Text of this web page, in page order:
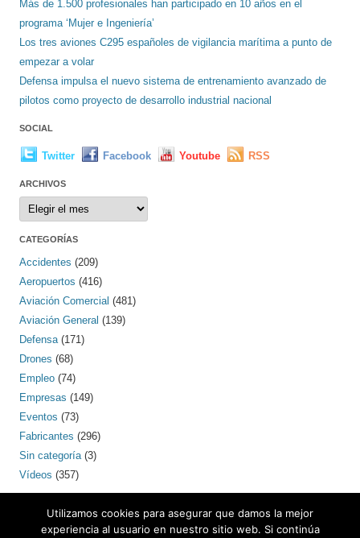
Más de 1.500 profesionales han participado en 10 años en el
programa ‘Mujer e Ingeniería’
Los tres aviones C295 españoles de vigilancia marítima a punto de
empezar a volar
Defensa impulsa el nuevo sistema de entrenamiento avanzado de
pilotos como proyecto de desarrollo industrial nacional
SOCIAL
Twitter Facebook Youtube RSS
ARCHIVOS
Archivos
CATEGORÍAS
Accidentes (209)
Aeropuertos (416)
Aviación Comercial (481)
Aviación General (139)
Defensa(171)
Drones (68)
Empleo (74)
Empresas (149)
Eventos (73)
Fabricantes (296)
Sin categoría(3)
Vídeos (357)
Utilizamos cookies para asegurar que damos la mejor
experiencia al usuario en nuestro sitio web. Si continúa